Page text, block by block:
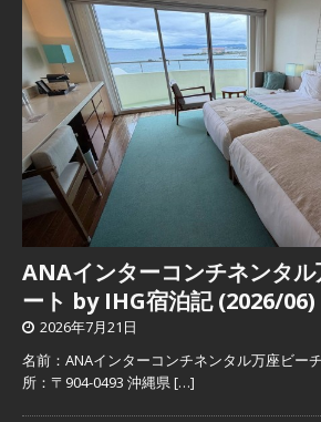
ANAインターコンチネンタ
ート by IHG宿泊記 (2026/06)
2026年7月21日
名前：ANAインターコンチネンタル万座ビー
所：〒904-0493 沖縄県[…]